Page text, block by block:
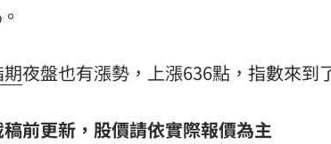
夜盤也有漲勢，上漲636點，指數來到
前更新，股價請依實際報價為主